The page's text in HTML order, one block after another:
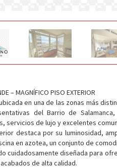
– MAGNÍFICO PISO EXTERIOR
en una de las zonas más
del Barrio de
servicios de lujo y excelentes
destaca por su luminosidad,
en azotea, un conjunto de
cuidadosamente diseñada para
de alta calidad.